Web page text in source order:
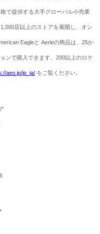
で提供する大手グローバル小売業
店以上のストアを展開し、オン
Eagleと Aerieの商品は、25か
ンで購入できます。200以上のロケ
aeo.jp/jp_ja/ をご覧ください。